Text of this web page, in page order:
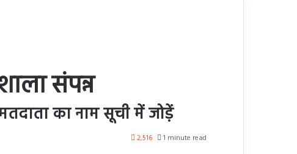
संपन्न
का नाम सूची में जोड़ें
2,516 1 minute read